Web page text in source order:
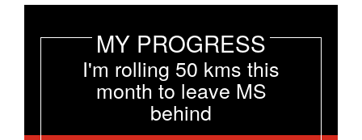
MY PROGRESS
I'm rolling 50 kms this
month to leave MS
behind